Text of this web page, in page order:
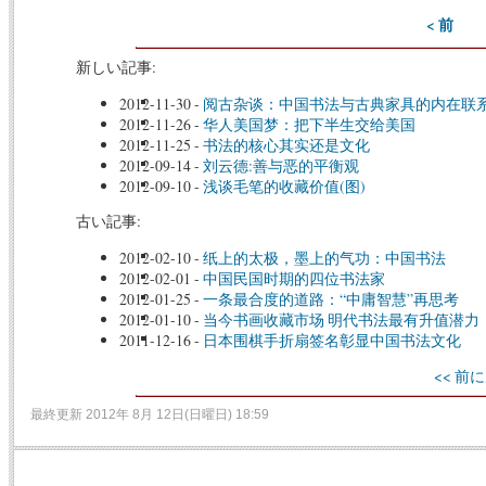
< 前
新しい記事:
2012-11-30- 阅古杂谈：中国书法与古典家具的内在联
2012-11-26- 华人美国梦：把下半生交给美国
2012-11-25 - 书法的核心其实还是文化
2012-09-14- 刘云德:善与恶的平衡观
2012-09-10- 浅谈毛笔的收藏价值(图)
古い記事:
2012-02-10- 纸上的太极，墨上的气功：中国书法
2012-02-01 - 中国民国时期的四位书法家
2012-01-25 - 一条最合度的道路：“中庸智慧”再思考
2012-01-10- 当今书画收藏市场 明代书法最有升值潜力
2011-12-16- 日本围棋手折扇签名彰显中国书法文化
<< 前に
最終更新 2012年 8月 12日(日曜日) 18:59